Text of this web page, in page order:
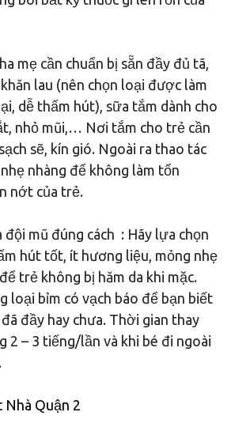
mẹ cần chuẩn bị sẵn đầy đủ tã,
lau (nên chọn loại được làm
dễ thấm hút), sữa tắm dành cho
nhỏ mũi,… Nơi tắm cho trẻ cần
sẽ, kín gió. Ngoài ra thao tác
nhàng để không làm tổn
nớt của trẻ.
đội mũ đúng cách : Hãy lựa chọn
hút tốt, ít hương liệu, mỏng nhẹ
trẻ không bị hăm da khi mặc.
loại bỉm có vạch báo để bạn biết
đầy hay chưa. Thời gian thay
2 – 3 tiếng/lần và khi bé đi ngoài
Nhà Quận 2